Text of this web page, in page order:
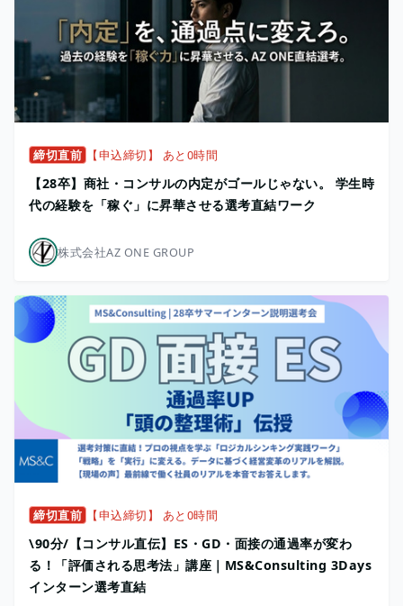
締切直前 【申込締切】 あと0時間
【28卒】商社・コンサルの内定がゴールじゃない。 学生時
代の経験を「稼ぐ」に昇華させる選考直結ワーク
株式会社AZ ONE GROUP
締切直前 【申込締切】 あと0時間
\90分/【コンサル直伝】ES・GD・面接の通過率が変わ
る！「評価される思考法」講座｜MS&Consulting 3Days
インターン選考直結